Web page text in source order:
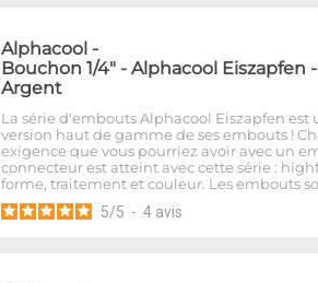
Alphacool -
Bouchon 1/4" - Alphacool Eiszapfen -
Argent
La série d'embouts Alphacool Eiszapfen est
version haut de gamme de ses embouts !
exigence que vous pourriez avoir avec un
connecteur est atteint avec cette série :
forme, traitement et couleur. Les embouts
5/5 - 4 avis